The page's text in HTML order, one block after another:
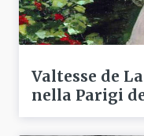
Valtesse de
nella Parigi